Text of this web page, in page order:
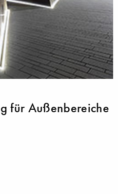
für Außenbereiche